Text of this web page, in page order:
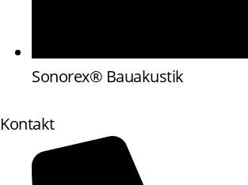
Sonorex® Bauakustik
Kontakt